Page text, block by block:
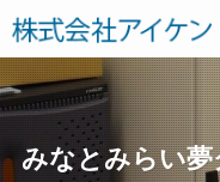
みなとみらい